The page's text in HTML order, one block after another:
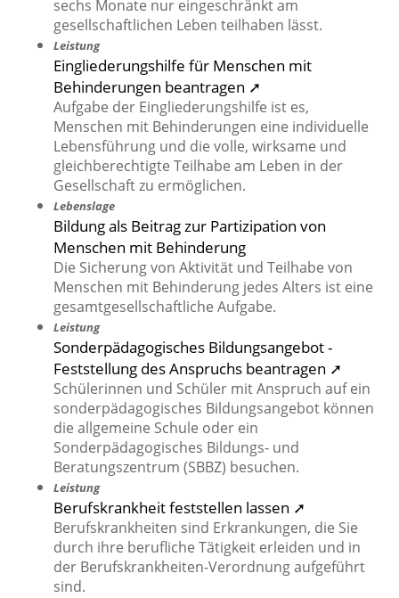
sechs Monate nur eingeschränkt am
gesellschaftlichen Leben teilhaben lässt.
Leistung
Eingliederungshilfe für Menschen mit
Behinderungen beantragen ➚
Aufgabe der Eingliederungshilfe ist es,
Menschen mit Behinderungen eine individuelle
Lebensführung und die volle, wirksame und
gleichberechtigte Teilhabe am Leben in der
Gesellschaft zu ermöglichen.
Lebenslage
Bildung als Beitrag zur Partizipation von
Menschen mit Behinderung
Die Sicherung von Aktivität und Teilhabe von
Menschen mit Behinderung jedes Alters ist eine
gesamtgesellschaftliche Aufgabe.
Leistung
Sonderpädagogisches Bildungsangebot -
Feststellung des Anspruchs beantragen ➚
Schülerinnen und Schüler mit Anspruch auf ein
sonderpädagogisches Bildungsangebot können
die allgemeine Schule oder ein
Sonderpädagogisches Bildungs- und
Beratungszentrum (SBBZ) besuchen.
Leistung
Berufskrankheit feststellen lassen ➚
Berufskrankheiten sind Erkrankungen, die Sie
durch ihre berufliche Tätigkeit erleiden und in
der Berufskrankheiten-Verordnung aufgeführt
sind.